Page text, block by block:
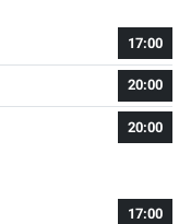
17:00
20:00
20:00
17:00